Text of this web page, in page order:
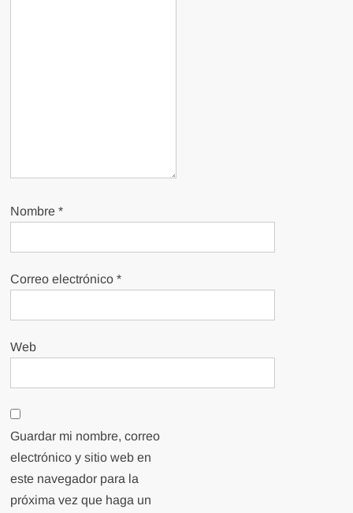
Nombre*
Correo electrónico*
Web
Guardar mi nombre, correo
electrónico y sitio web en
este navegador para la
próxima vez que haga un